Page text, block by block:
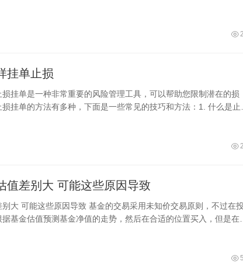
挂单止损
挂单是一种非常重要的风险管理工具，可以帮助您限制潜在的损
挂单的方法有多种，下面是一些常见的技巧和方法：1. 什么是止
值差别大 可能这些原因导致
大 可能这些原因导致 基金的交易采用未知价交易原则，不过在
基金估值预测基金净值的走势，然后在合适的位置买入，但是在根